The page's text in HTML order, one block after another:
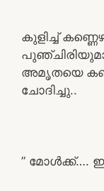
കുളിച്ച്
അമൃതയെ കണ്ട്
ചോദിച്ചു..
” മോൾക്ക്….